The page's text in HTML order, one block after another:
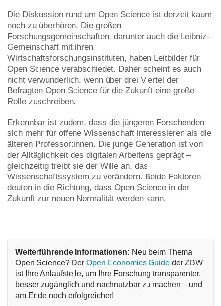
Die Diskussion rund um Open Science ist derzeit kaum
noch zu überhören. Die großen
Forschungsgemeinschaften, darunter auch die Leibniz-
Gemeinschaft mit ihren
Wirtschaftsforschungsinstituten, haben Leitbilder für
Open Science verabschiedet. Daher scheint es auch
nicht verwunderlich, wenn über drei Viertel der
Befragten Open Science für die Zukunft eine große
Rolle zuschreiben.
Erkennbar ist zudem, dass die jüngeren Forschenden
sich mehr für offene Wissenschaft interessieren als die
älteren Professor:innen. Die junge Generation ist von
der Alltäglichkeit des digitalen Arbeitens geprägt –
gleichzeitig treibt sie der Wille an, das
Wissenschaftssystem zu verändern. Beide Faktoren
deuten in die Richtung, dass Open Science in der
Zukunft zur neuen Normalität werden kann.
Weiterführende Informationen: Neu beim Thema
Open Science? Der Open Economics Guide der ZBW
ist Ihre Anlaufstelle, um Ihre Forschung transparenter,
besser zugänglich und nachnutzbar zu machen – und
am Ende noch erfolgreicher!